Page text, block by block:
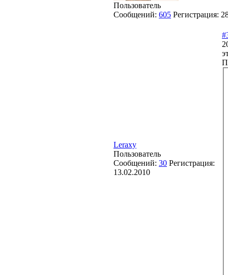
Пользователь
Сообщений: 605 Регистрация:
Leraxy
Пользователь
Сообщений: 30 Регистрация:
13.02.2010